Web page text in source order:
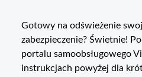
Gotowy na odświeżenie
zabezpieczenie? Świetnie!
portalu samoobsługowego
instrukcjach powyżej dla